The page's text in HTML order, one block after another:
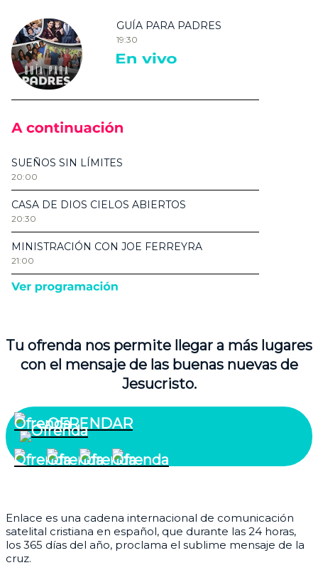
Tu ofrenda nos permite llegar a más lugares
con el mensaje de las buenas nuevas de
Jesucristo.
OFRENDAR
Enlace es una cadena internacional de comunicación
satelital cristiana en español, que durante las 24 horas,
los 365 días del año, proclama el sublime mensaje de la
cruz.